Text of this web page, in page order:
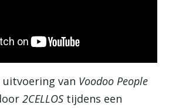
uitvoering van Voodoo People
2CELLOS tijdens een